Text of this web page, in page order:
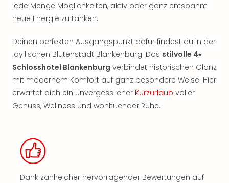
jede Menge Möglichkeiten, aktiv oder ganz entspannt
neue Energie zu tanken.
Deinen perfekten Ausgangspunkt dafür findest du in der
idyllischen Blütenstadt Blankenburg. Das stilvolle 4⭑
Schlosshotel Blankenburg verbindet historischen Glanz
mit modernem Komfort auf ganz besondere Weise. Hier
erwartet dich ein unvergesslicher Kurzurlaub voller
Genuss, Wellness und wohltuender Ruhe.
Dank zahlreicher hervorragender Bewertungen auf